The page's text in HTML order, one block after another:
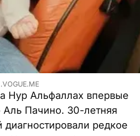
Нур Альфаллах впервые
Аль Пачино. 30-летняя
редкое